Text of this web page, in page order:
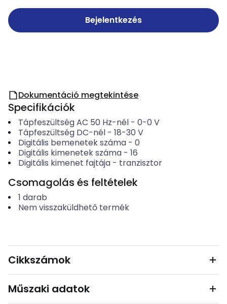
Bejelentkezés
Dokumentáció megtekintése
Specifikációk
Tápfeszültség AC 50 Hz-nél- 0-0 V
Tápfeszültség DC-nél- 18-30 V
Digitális bemenetek száma- 0
Digitális kimenetek száma- 16
Digitális kimenet fajtája- tranzisztor
Csomagolás és feltételek
1 darab
Nem visszaküldhető termék
Cikkszámok
Műszaki adatok